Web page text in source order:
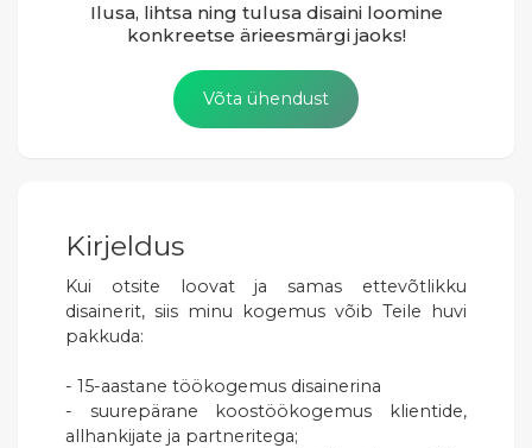
Ilusa, lihtsa ning tulusa disaini loomine
konkreetse ärieesmärgi jaoks!
Võta ühendust
Kirjeldus
Kui otsite loovat ja samas ettevõtlikku
disainerit, siis minu kogemus võib Teile huvi
pakkuda:
- 15-aastane töökogemus disainerina
- suurepärane koostöökogemus klientide,
allhankijate ja partneritega;